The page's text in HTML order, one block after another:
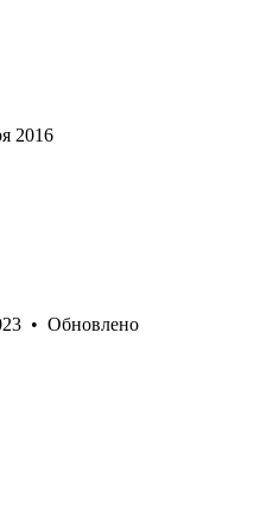
2016
• Обновлено